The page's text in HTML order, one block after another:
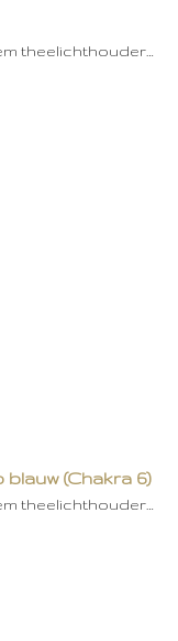
theelichthouder…
(Chakra 6)
theelichthouder…